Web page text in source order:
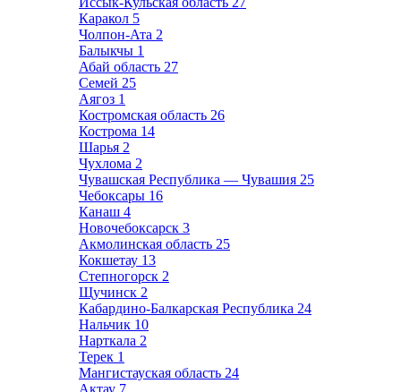
Каракол 5
Чолпон-Ата 2
Балыкчы 1
Абай область 27
Семей 25
Аягоз 1
Костромская область 26
Кострома 14
Шарья 2
Чухлома 2
Чувашская Республика — Чувашия 25
Чебоксары 16
Канаш 4
Новочебоксарск 3
Акмолинская область 25
Кокшетау 13
Степногорск 2
Щучинск 2
Кабардино-Балкарская Республика 24
Нальчик 10
Нарткала 2
Терек 1
Мангистауская область 24
Актау 7